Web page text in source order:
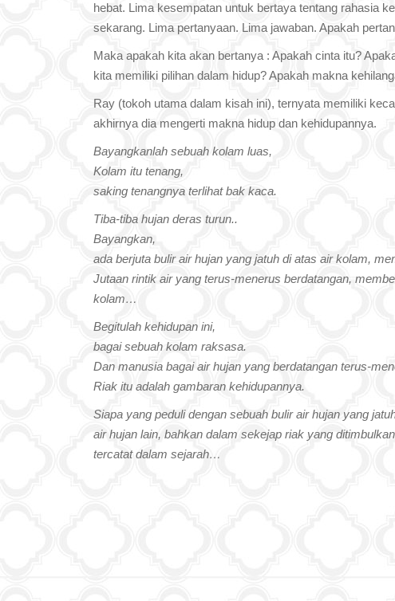
hebat. Lima kesempatan untuk bertaya tentang rahasia
sekarang. Lima pertanyaan. Lima jawaban. Apakah
Maka apakah kita akan bertanya : Apakah cinta itu?
kita memiliki pilihan dalam hidup? Apakah makna
Ray (tokoh utama dalam kisah ini), ternyata memiliki
akhirnya dia mengerti makna hidup dan kehidupannya.
Bayangkanlah sebuah kolam luas,
Kolam itu tenang,
saking tenangnya terlihat bak kaca.
Tiba-tiba hujan deras turun..
Bayangkan,
ada berjuta bulir air hujan yang jatuh di atas air kolam,
Jutaan rintik air yang terus-menerus berdatangan,
kolam…
Begitulah kehidupan ini,
bagai sebuah kolam raksasa.
Dan manusia bagai air hujan yang berdatangan terus-
Riak itu adalah gambaran kehidupannya.
Siapa yang peduli dengan sebuah bulir air hujan yang
air hujan lain, bahkan dalam sekejap riak yang
tercatat dalam sejarah…